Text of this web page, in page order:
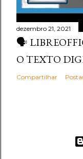
dezembro 21, 2021
🗣️
O TEXTO
Compartilhar